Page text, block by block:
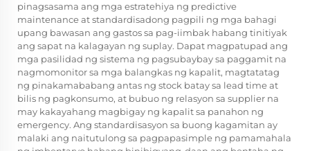
pinagsasama ang mga estratehiya ng predictive
maintenance at standardisadong pagpili ng mga bahagi
upang bawasan ang gastos sa pag-iimbak habang tinitiyak
ang sapat na kalagayan ng suplay. Dapat magpatupad ang
mga pasilidad ng sistema ng pagsubaybay sa paggamit na
nagmomonitor sa mga balangkas ng kapalit, magtatatag
ng pinakamababang antas ng stock batay sa lead time at
bilis ng pagkonsumo, at bubuo ng relasyon sa supplier na
may kakayahang magbigay ng kapalit sa panahon ng
emergency. Ang standardisasyon sa buong kagamitan ay
malaki ang naitutulong sa pagpapasimple ng pamamahala